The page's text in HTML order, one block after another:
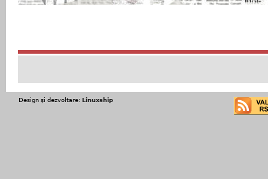
Design şi dezvoltare: Linuxship